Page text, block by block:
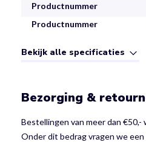
Productnummer
Productnummer
Bekijk alle specificaties
Bezorging &
Bestellingen van meer dan
Onder dit bedrag vragen we